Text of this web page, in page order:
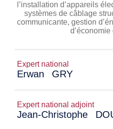
l’installation d’appareils
systèmes de câblage
communicante, gestion
d’économie
Expert national
Erwan GRY
Expert national adjoint
Jean-Christophe